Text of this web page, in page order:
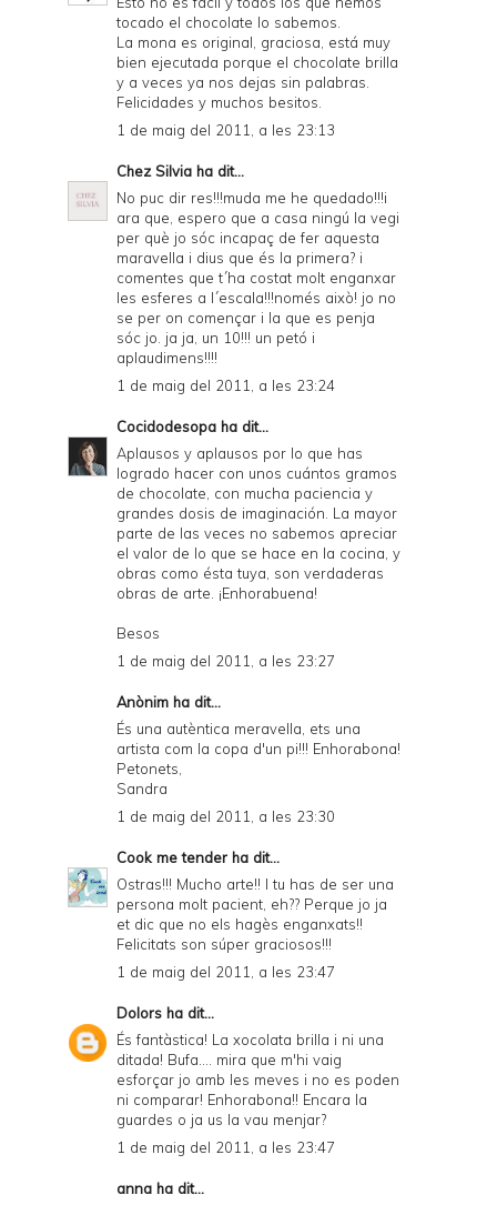
tocado el chocolate lo sabemos.
La mona es original, graciosa, está muy
bien ejecutada porque el chocolate brilla
y a veces ya nos dejas sin palabras.
Felicidades y muchos besitos.
1 de maig del 2011, a les 23:13
Chez Silvia ha dit...
No puc dir res!!!muda me he quedado!!!i
ara que, espero que a casa ningú la vegi
per què jo sóc incapaç de fer aquesta
maravella i dius que és la primera? i
comentes que t´ha costat molt enganxar
les esferes a l´escala!!!només això! jo no
se per on començar i la que es penja
sóc jo. ja ja, un 10!!! un petó i
aplaudimens!!!!
1 de maig del 2011, a les 23:24
Cocidodesopa ha dit...
Aplausos y aplausos por lo que has
logrado hacer con unos cuántos gramos
de chocolate, con mucha paciencia y
grandes dosis de imaginación. La mayor
parte de las veces no sabemos apreciar
el valor de lo que se hace en la cocina, y
obras como ésta tuya, son verdaderas
obras de arte. ¡Enhorabuena!
Besos
1 de maig del 2011, a les 23:27
Anònim ha dit...
És una autèntica meravella, ets una
artista com la copa d'un pi!!! Enhorabona!
Petonets,
Sandra
1 de maig del 2011, a les 23:30
Cook me tender ha dit...
Ostras!!! Mucho arte!! I tu has de ser una
persona molt pacient, eh?? Perque jo ja
et dic que no els hagès enganxats!!
Felicitats son súper graciosos!!!
1 de maig del 2011, a les 23:47
Dolors ha dit...
És fantàstica! La xocolata brilla i ni una
ditada! Bufa.... mira que m'hi vaig
esforçar jo amb les meves i no es poden
ni comparar! Enhorabona!! Encara la
guardes o ja us la vau menjar?
1 de maig del 2011, a les 23:47
anna ha dit...